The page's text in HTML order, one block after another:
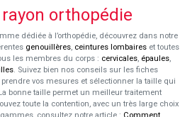
orthopédie
dédiée à l’orthopédie, découvrez dans notre
genouillères, ceintures lombaires et toutes
les membres du corps : cervicales, épaules,
. Suivez bien nos conseils sur les fiches
vos mesures et sélectionner la taille qui
bonne taille permet un meilleur traitement
toute la contention, avec un très large choix